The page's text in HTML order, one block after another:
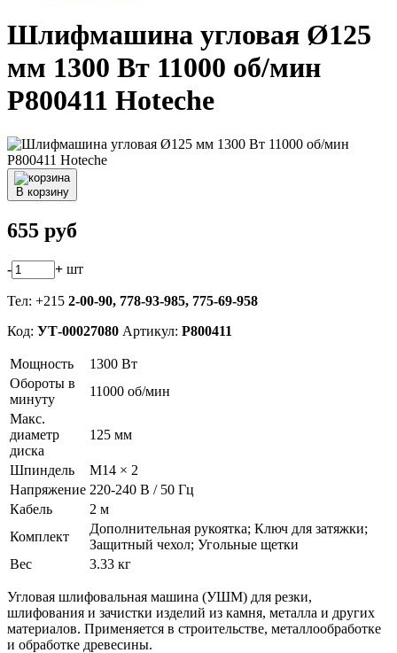
Шлифмашина угловая Ø125
мм 1300 Вт 11000 об/мин
P800411 Hoteche
В корзину
655 руб
- + шт
Тел: +215 2-00-90, 778-93-985, 775-69-958
Код: УТ-00027080 Артикул: P800411
Мощность
1300 Вт
Обороты в
минуту
11000 об/мин
Макс.
диаметр
диска
125 мм
Шпиндель
М14 × 2
Напряжение 220-240 В / 50 Гц
Кабель
2 м
Комплект
Дополнительная рукоятка; Ключ для затяжки;
Защитный чехол; Угольные щетки
Вес
3.33 кг
Угловая шлифовальная машина (УШМ) для резки,
шлифования и зачистки изделий из камня, металла и других
материалов. Применяется в строительстве, металлообработке
и обработке древесины.